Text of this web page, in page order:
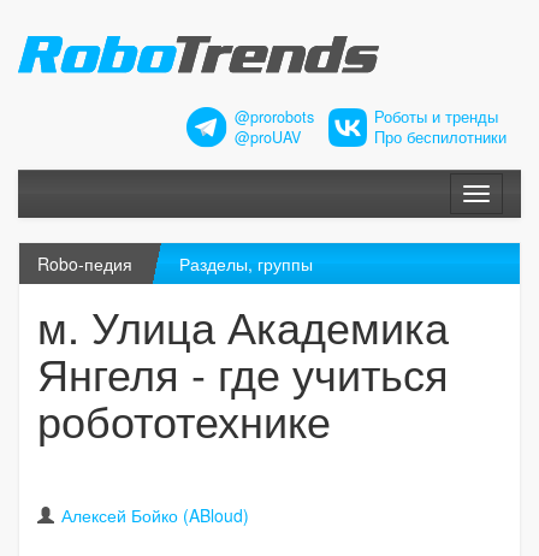
@prorobots
@proUAV
Роботы и тренды
Про беспилотники
Меню
Robo-педия Разделы, группы
м. Улица Академика
Янгеля - где учиться
робототехнике
Алексей Бойко (ABloud)